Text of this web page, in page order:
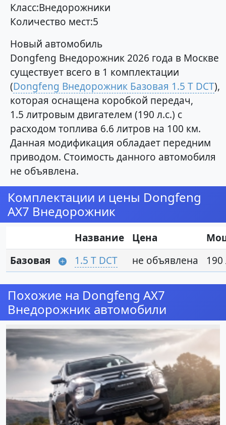
Класс:Внедорожники
Количество мест:5
Новый автомобиль
Dongfeng Внедорожник 2026 года в Москве
существует всего в 1 комплектации
(Dongfeng Внедорожник Базовая 1.5 T DCT),
которая оснащена коробкой передач,
1.5 литровым двигателем (190 л.с.) с
расходом топлива 6.6 литров на 100 км.
Данная модификация обладает передним
приводом. Стоимость данного автомобиля
не объявлена.
Комплектации и цены Dongfeng
AX7 Внедорожник
Название Цена
Базовая
1.5 T DCT не объявлена 190
Похожие на Dongfeng AX7
Внедорожник автомобили